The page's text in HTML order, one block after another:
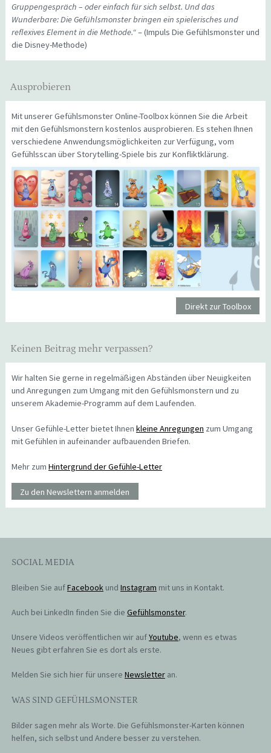
Gruppengespräch – oder einfach für sich selbst. Und das
Wunderbare: Die Gefühlsmonster bringen ein spielerisches und
reflexives Element in die Methode.“– (Impuls Die Gefühlsmonster und
die Disney-Methode)
Ausprobieren
Mit unserer Gefühlsmonster Online-Toolbox können Sie die Arbeit
mit den Gefühlsmonstern kostenlos ausprobieren. Es stehen Ihnen
verschiedene Anwendungsmöglichkeiten zur Verfügung, vom
Gefühlsscan über Storytelling-Spiele bis zur Konfliktklärung.
Direkt zur Toolbox
Keinen Beitrag mehr verpassen?
Wir halten Sie gerne in regelmäßigen Abständen über Neuigkeiten
und Anregungen zum Umgang mit den Gefühlsmonstern und zu
unserem Akademie-Programm auf dem Laufenden.
Unser Gefühle-Letter bietet Ihnen kleine Anregungen zum Umgang
mit Gefühlen in aufeinander aufbauenden Briefen.
Mehr zum Hintergrund der Gefühle-Letter
Zu den Newslettern anmelden
SOCIAL MEDIA
Bleiben Sie aufFacebookund Instagram mit uns in Kontakt.
Auch bei LinkedIn finden Sie die Gefühlsmonster.
Unsere Videos veröffentlichen wir aufYoutube, wenn es etwas
Neues gibt erfahren Sie es dort als erste.
Melden Sie sich hier für unsere Newsletteran.
WAS SIND GEFÜHLSMONSTER
Bilder sagen mehr als Worte. Die Gefühlsmonster-Karten können
helfen, sich selbst und Andere besser zu verstehen.